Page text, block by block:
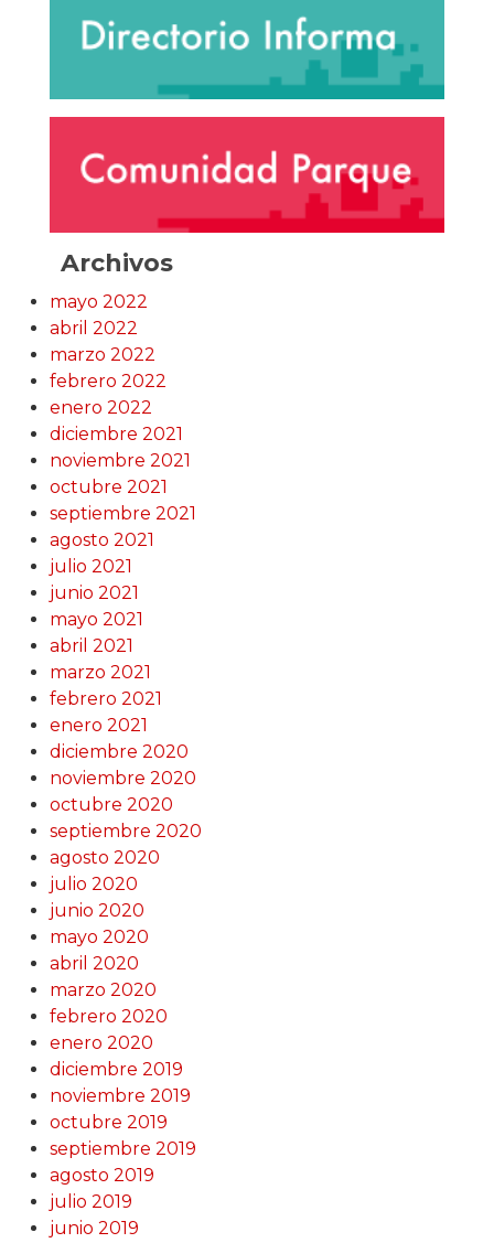
Archivos
mayo 2022
abril 2022
marzo 2022
febrero 2022
enero 2022
diciembre 2021
noviembre 2021
octubre 2021
septiembre 2021
agosto 2021
julio 2021
junio 2021
mayo 2021
abril 2021
marzo 2021
febrero 2021
enero 2021
diciembre 2020
noviembre 2020
octubre 2020
septiembre 2020
agosto 2020
julio 2020
junio 2020
mayo 2020
abril 2020
marzo 2020
febrero 2020
enero 2020
diciembre 2019
noviembre 2019
octubre 2019
septiembre 2019
agosto 2019
julio 2019
junio 2019